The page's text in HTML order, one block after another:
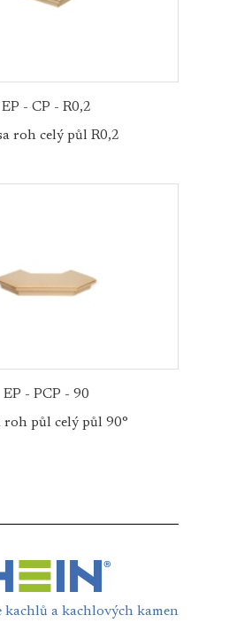
EP - CP - R0,2
roh celý půl R0,2
EP - PCP - 90
roh půl celý půl 90°
kachlů a kachlových kamen